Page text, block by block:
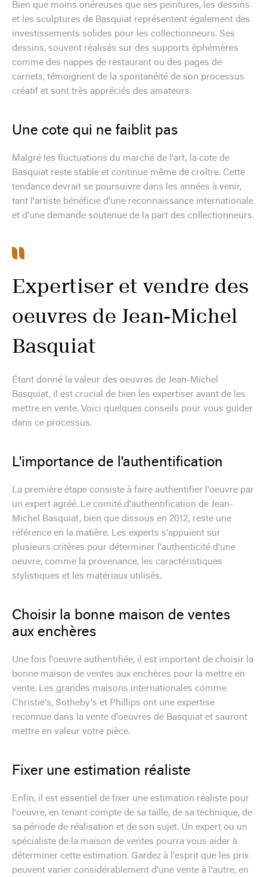
Bien que moins onéreuses que ses peintures, les dessins
et les sculptures de Basquiat représentent également des
investissements solides pour les collectionneurs. Ses
dessins, souvent réalisés sur des supports éphémères
comme des nappes de restaurant ou des pages de
carnets, témoignent de la spontanéité de son processus
créatif et sont très appréciés des amateurs.
Une cote qui ne faiblit pas
Malgré les fluctuations du marché de l'art, la cote de
Basquiat reste stable et continue même de croître. Cette
tendance devrait se poursuivre dans les années à venir,
tant l'artiste bénéficie d'une reconnaissance internationale
et d'une demande soutenue de la part des collectionneurs.
Expertiser et vendre des
oeuvres de Jean-Michel
Basquiat
Étant donné la valeur des oeuvres de Jean-Michel
Basquiat, il est crucial de bien les expertiser avant de les
mettre en vente. Voici quelques conseils pour vous guider
dans ce processus.
L'importance de l'authentification
La première étape consiste à faire authentifier l'oeuvre par
un expert agréé. Le comité d'authentification de Jean-
Michel Basquiat, bien que dissous en 2012, reste une
référence en la matière. Les experts s'appuient sur
plusieurs critères pour déterminer l'authenticité d'une
oeuvre, comme la provenance, les caractéristiques
stylistiques et les matériaux utilisés.
Choisir la bonne maison de ventes
aux enchères
Une fois l'oeuvre authentifiée, il est important de choisir la
bonne maison de ventes aux enchères pour la mettre en
vente. Les grandes maisons internationales comme
Christie's, Sotheby's et Phillips ont une expertise
reconnue dans la vente d'oeuvres de Basquiat et sauront
mettre en valeur votre pièce.
Fixer une estimation réaliste
Enfin, il est essentiel de fixer une estimation réaliste pour
l'oeuvre, en tenant compte de sa taille, de sa technique, de
sa période de réalisation et de son sujet. Un expert ou un
spécialiste de la maison de ventes pourra vous aider à
déterminer cette estimation. Gardez à l'esprit que les prix
peuvent varier considérablement d'une vente à l'autre, en